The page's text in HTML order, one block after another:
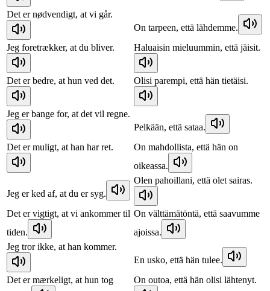
Det er nødvendigt, at vi går.
On tarpeen, että lähdemme.
Jeg foretrækker, at du bliver.
Haluaisin mieluummin, että jäisit.
Det er bedre, at hun ved det. Olisi parempi, että hän tietäisi.
Jeg er bange for, at det vil regne.
Pelkään, että sataa.
Det er muligt, at han har ret.
On mahdollista, että hän on
oikeassa.
Jeg er ked af, at du er syg.
Olen pahoillani, että olet sairas.
Det er vigtigt, at vi ankommer til
tiden.
On välttämätöntä, että saavumme
ajoissa.
Jeg tror ikke, at han kommer.
En usko, että hän tulee.
Det er mærkeligt, at hun tog
On outoa, että hän olisi lähtenyt.